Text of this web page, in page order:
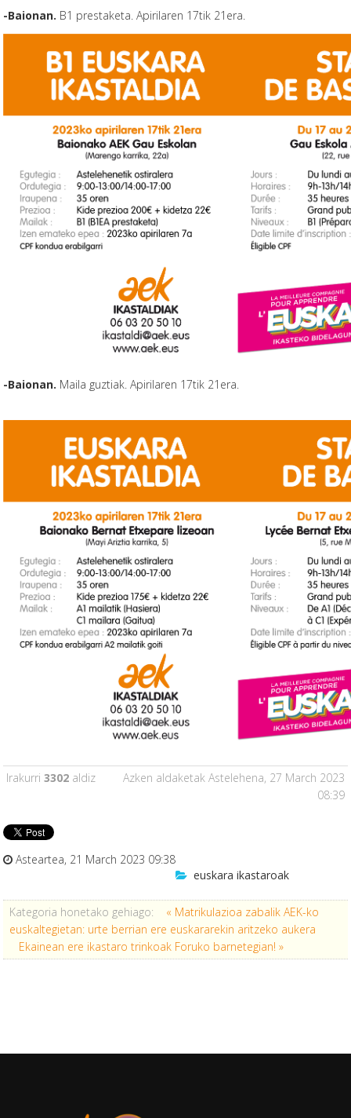
-Baionan. B1 prestaketa. Apirilaren 17tik 21era.
-Baionan. Maila guztiak. Apirilaren 17tik 21era.
Irakurri 3302 aldiz
Azken aldaketak Astelehena, 27 March 2023
08:39
Asteartea, 21 March 2023 09:38
euskara ikastaroak
Kategoria honetako gehiago:
« Matrikulazioa zabalik AEK-ko
euskaltegietan: urte berrian ere euskararekin aritzeko aukera
Ekainean ere ikastaro trinkoak Foruko barnetegian! »